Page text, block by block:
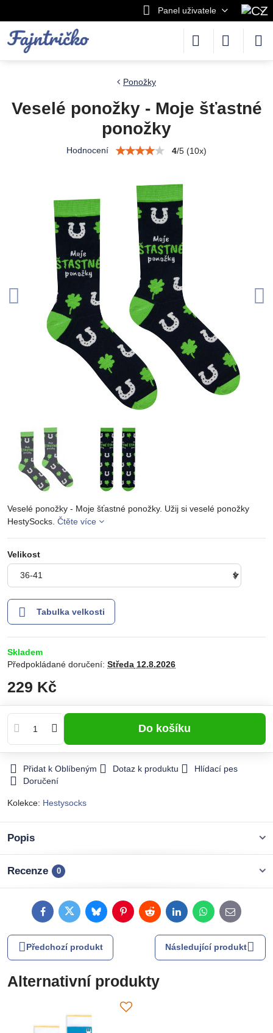
Panel uživatele
Ponožky
Veselé ponožky - Moje šťastné
ponožky
Hodnocení 4/5 (10x)
Veselé ponožky - Moje šťastné ponožky. Užij si veselé ponožky
HestySocks. Čtěte více
Velikost
Tabulka velkosti
Skladem
Předpokládané doručení: Středa 12.8.2026
229 Kč
Do košíku
Přidat k Oblíbeným Dotaz k produktu
Hlídací pes
Doručení
Kolekce: Hestysocks
Popis
Recenze 0
FacebookTwitterBlueskyPinterestRedditLinkedInWhatsApp
E-
mail
Předchozí produkt Následující produkt
Alternativní produkty